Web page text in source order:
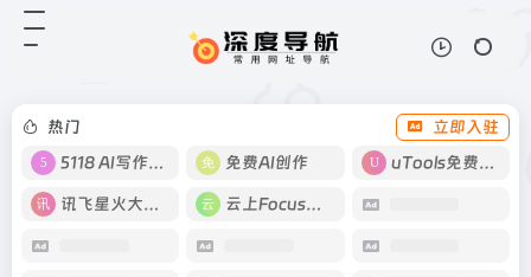
热门
立即入驻
5118 AI写作工具
免费AI创作 uTools免费工具箱
讯飞星火大模型 云上Focus接码
ALOS World 3D